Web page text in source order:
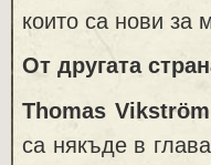
които са нови за
От другата
Thomas Vikström
са някъде в